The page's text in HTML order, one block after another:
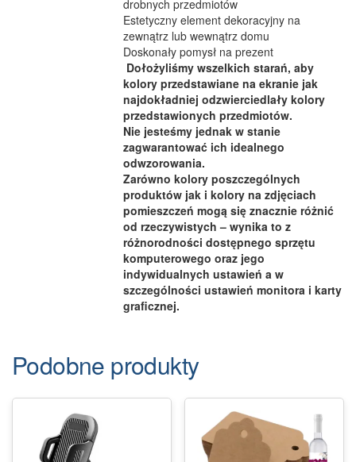
drobnych przedmiotów
Estetyczny element dekoracyjny na
zewnątrz lub wewnątrz domu
Doskonały pomysł na prezent
Dołożyliśmy wszelkich starań, aby
kolory przedstawiane na ekranie jak
najdokładniej odzwierciedlały kolory
przedstawionych przedmiotów.
Nie jesteśmy jednak w stanie
zagwarantować ich idealnego
odwzorowania.
Zarówno kolory poszczególnych
produktów jak i kolory na zdjęciach
pomieszczeń mogą się znacznie różnić
od rzeczywistych – wynika to z
różnorodności dostępnego sprzętu
komputerowego oraz jego
indywidualnych ustawień a w
szczególności ustawień monitora i karty
graficznej.
Podobne produkty